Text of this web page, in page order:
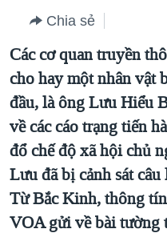
chính
điều
hướng
chính
Đi
tới
"Tìm"
BLOG
DIỄN ĐÀN
MỤC
TỰ DO BÁO CHÍ
VẠCH TRẦN TIN GIẢ
NGƯỜI VIỆT HẢI NGOẠI
ĐỜI SỐNG
KINH TẾ
CHUYÊN ĐỀ
CHIẾN TRANH THƯƠNG
HÀNH TRÌNH BẦU CỬ
MỘT NĂM CHIẾN
HỌC TIẾNG ANH
VIDEO
NGHE
Chia sẻ
Các cơ quan truyền
cho hay một nhân vật
đầu, là ông Lưu Hiểu
về các cáo trạng tiến
đổ chế độ xã hội chủ
Lưu đã bị cảnh sát
Từ Bắc Kinh, thông
VOA gửi về bài tường